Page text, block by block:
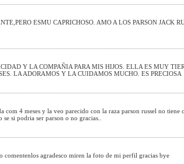
ESMU CAPRICHOSO. AMO A LOS PARSON JACK
Y LA COMPAÑIA PARA MIS HIJOS. ELLA ES MUY
LA ADORAMOS Y LA CUIDAMOS MUCHO. ES PRECIOSA
com 4 meses y la veo parecido con la raza parson russel no
si podria ser parson o no gracias..
comentenlos agradesco miren la foto de mi perfil gracias bye